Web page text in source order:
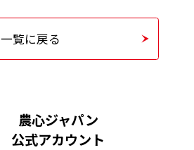
一覧に戻る
農心ジャパン
公式アカウント